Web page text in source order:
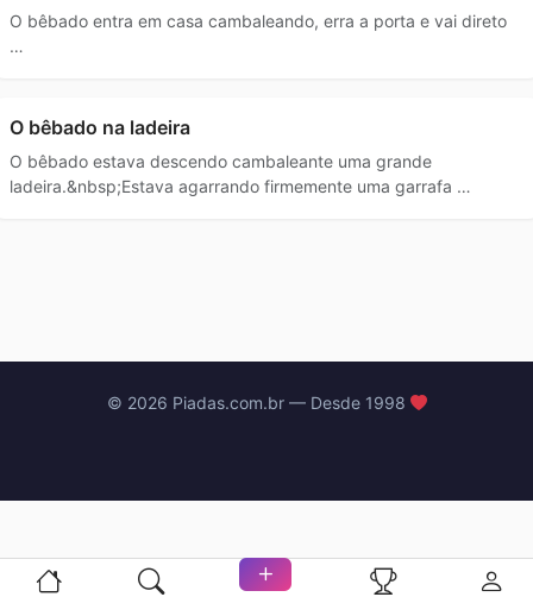
O bêbado entra em casa cambaleando, erra a porta e vai direto
…
O bêbado na ladeira
O bêbado estava descendo cambaleante uma grande
ladeira.&nbsp;Estava agarrando firmemente uma garrafa …
© 2026 Piadas.com.br — Desde 1998